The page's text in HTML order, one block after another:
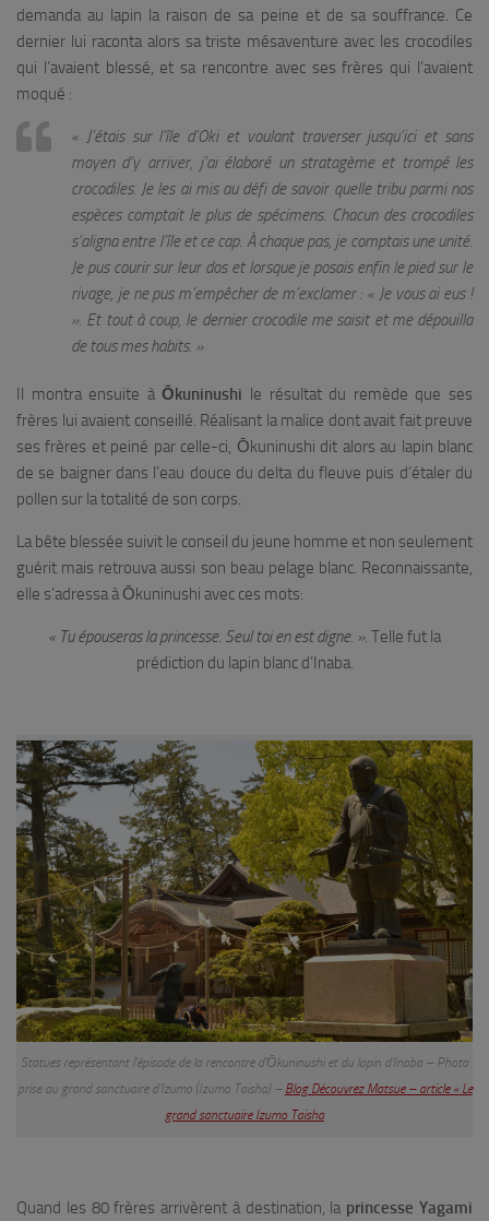
demanda au lapin la raison de sa peine et de sa souffrance. Ce
dernier lui raconta alors sa triste mésaventure avec les crocodiles
qui l’avaient blessé, et sa rencontre avec ses frères qui l’avaient
moqué :
« J’étais sur l’île d’Oki et voulant traverser jusqu’ici et sans
moyen d’y arriver, j’ai élaboré un stratagème et trompé les
crocodiles. Je les ai mis au défi de savoir quelle tribu parmi nos
espèces comptait le plus de spécimens. Chacun des crocodiles
s’aligna entre l’île et ce cap. À chaque pas, je comptais une unité.
Je pus courir sur leur dos et lorsque je posais enfin le pied sur le
rivage, je ne pus m’empêcher de m’exclamer : « Je vous ai eus !
». Et tout à coup, le dernier crocodile me saisit et me dépouilla
de tous mes habits. »
Il montra ensuite àŌkuninushi le résultat du remède que ses
frères lui avaient conseillé. Réalisant la malice dont avait fait preuve
ses frères et peiné par celle-ci, Ōkuninushi dit alors au lapin blanc
de se baigner dans l’eau douce du delta du fleuve puis d’étaler du
pollen sur la totalité de son corps.
La bête blessée suivit le conseil du jeune homme et non seulement
guérit mais retrouva aussi son beau pelage blanc. Reconnaissante,
elle s’adressa à Ōkuninushi avec ces mots:
« Tu épouseras la princesse. Seul toi en est digne. ». Telle fut la
prédiction du lapin blanc d’Inaba.
Statues représentant l’épisode de la rencontre d’Ōkuninushi et du lapin d’Inaba – Photo
prise au grand sanctuaire d’Izumo (Izumo Taisha) – Blog Découvrez Matsue – article « Le
grand sanctuaire Izumo Taisha
Quand les 80 frères arrivèrent à destination, la princesse Yagami